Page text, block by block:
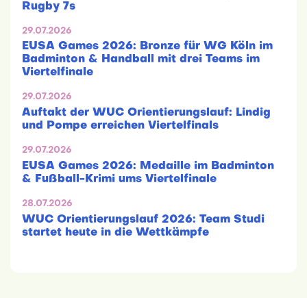
Rugby 7s
29.07.2026
EUSA Games 2026: Bronze für WG Köln im
Badminton & Handball mit drei Teams im
Viertelfinale
29.07.2026
Auftakt der WUC Orientierungslauf: Lindig
und Pompe erreichen Viertelfinals
29.07.2026
EUSA Games 2026: Medaille im Badminton
& Fußball-Krimi ums Viertelfinale
28.07.2026
WUC Orientierungslauf 2026: Team Studi
startet heute in die Wettkämpfe